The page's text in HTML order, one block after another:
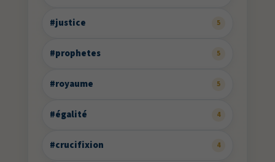
#justice 5
#prophetes 5
#royaume 5
#égalité 4
#crucifixion 4